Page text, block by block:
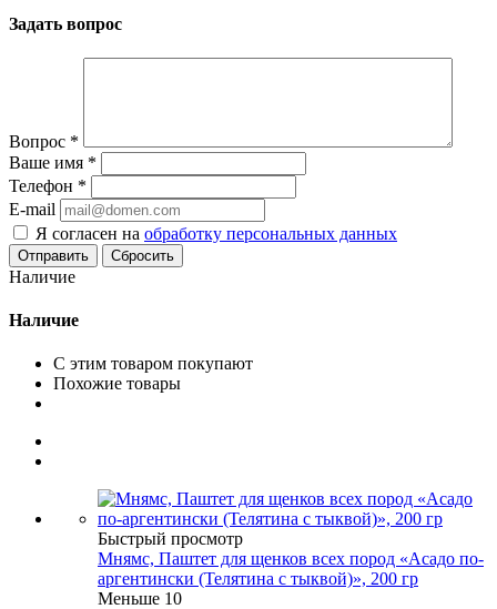
Задать вопрос
Вопрос *
Ваше имя *
Телефон *
E-mail
Я согласен на обработку персональных данных
Сбросить
Наличие
Наличие
С этим товаром покупают
Похожие товары
Быстрый просмотр
Мнямс, Паштет для щенков всех пород «Асадо по-
аргентински (Телятина с тыквой)», 200 гр
Меньше 10